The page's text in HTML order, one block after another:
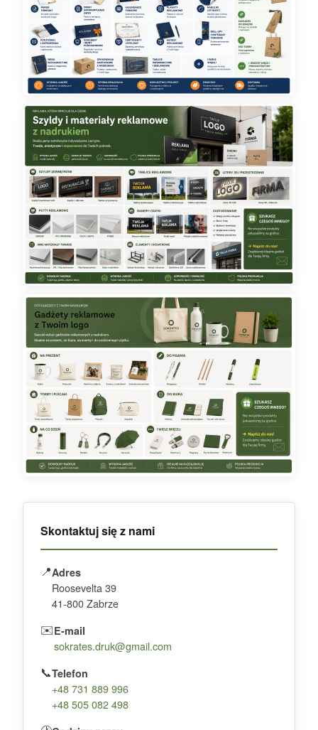
Skontaktuj się z nami
📍Adres
Roosevelta 39
41-800 Zabrze
✉️E-mail
sokrates.druk@gmail.com
📞Telefon
+48 731 889 996
+48 505 082 498